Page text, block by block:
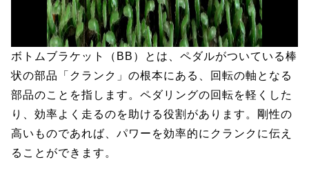
ボトムブラケット（BB）とは、ペダルがついている棒
状の部品「クランク」の根本にある、回転の軸となる
部品のことを指します。ペダリングの回転を軽くした
り、効率よく走るのを助ける役割があります。剛性の
高いものであれば、パワーを効率的にクランクに伝え
ることができます。